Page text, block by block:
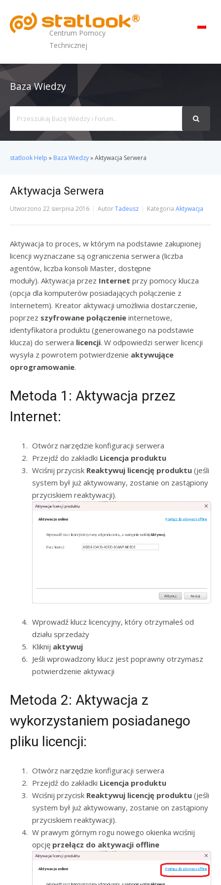
Centrum Pomocy
Technicznej
Baza Wiedzy
For
statlook Help » Baza Wiedzy»Aktywacja Serwera
Aktywacja Serwera
Utworzono 22 sierpnia 2016 AutorTadeusz Kategoria Aktywacja
Aktywacja to proces, w którym na podstawie zakupionej
licencji wyznaczane są ograniczenia serwera (liczba
agentów, liczba konsoli Master, dostępne
moduły). Aktywacja przez Internet przy pomocy klucza
(opcja dla komputerów posiadających połączenie z
Internetem). Kreator aktywacji umożliwia dostarczenie,
poprzez szyfrowane połączenie internetowe,
identyfikatora produktu (generowanego na podstawie
klucza) do serwera licencji. W odpowiedzi serwer licencji
wysyła z powrotem potwierdzenie aktywujące
oprogramowanie.
Metoda 1: Aktywacja przez
Internet:
Otwórz narzędzie konfiguracji serwera
Przejdź do zakładki Licencja produktu
Wciśnij przycisk Reaktywuj licencję produktu (jeśli
system był już aktywowany, zostanie on zastąpiony
przyciskiem reaktywacji).
Wprowadź klucz licencyjny, który otrzymałeś od
działu sprzedaży
Kliknij aktywuj
Jeśli wprowadzony klucz jest poprawny otrzymasz
potwierdzenie aktywacji
Metoda 2: Aktywacja z
wykorzystaniem posiadanego
pliku licencji:
Otwórz narzędzie konfiguracji serwera
Przejdź do zakładki Licencja produktu
Wciśnij przycisk Reaktywuj licencję produktu (jeśli
system był już aktywowany, zostanie on zastąpiony
przyciskiem reaktywacji).
W prawym górnym rogu nowego okienka wciśnij
opcję przełącz do aktywacji offline